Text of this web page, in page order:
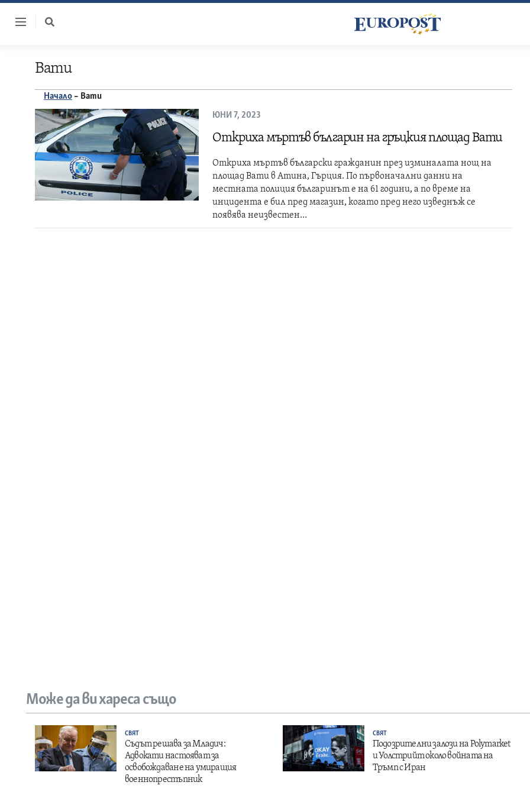
Skip
Вати
Начало – Вати
ЮНИ 7, 2023
Откриха мъртъв българин на гръцкия площад Вати
Откриха мъртъв български гражданин през изминалата нощ на
площад Вати в Атина, Гърция. По първоначални данни на
местната полиция българинът е на 61 години, а по време на
инцидента е бил пред магазин, когато пред него изведнъж се
появява неизвестен…
Може да ви хареса също
СВЯТ
Съдът решава за Младич:
Адвокати настояват за
освобождаване на умиращия
военнопрестъпник
СВЯТ
Подозрителни залози на Polymarket
и Уолстрийт около войната на
Тръмп с Иран